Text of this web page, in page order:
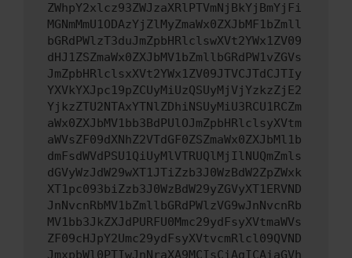
ZWhpY2xlcz93ZWJzaXRlPTVmNjBkYjBmYjFi
MGNmMmU1ODAzYjZlMyZmaWx0ZXJbMF1bZmll
bGRdPWlzT3duJmZpbHRlclswXVt2YWx1ZV09
dHJ1ZSZmaWx0ZXJbMV1bZmllbGRdPW1vZGVs
JmZpbHRlclsxXVt2YWx1ZV09JTVCJTdCJTIy
YXVkYXJpc19pZCUyMiUzQSUyMjVjYzkzZjE2
YjkzZTU2NTAxYTNlZDhiNSUyMiU3RCU1RCZm
aWx0ZXJbMV1bb3BdPUlOJmZpbHRlclsyXVtm
aWVsZF09dXNhZ2VTdGF0ZSZmaWx0ZXJbMl1b
dmFsdWVdPSU1QiUyMlVTRUQlMjIlNUQmZmls
dGVyWzJdW29wXT1JTiZzb3J0WzBdW2ZpZWxk
XT1pc093biZzb3J0WzBdW29yZGVyXT1ERVND
JnNvcnRbMV1bZmllbGRdPWlzVG9wJnNvcnRb
MV1bb3JkZXJdPURFU0Mmc29ydFsyXVtmaWVs
ZF09cHJpY2Umc29ydFsyXVtvcmRlcl09QVND
JmxpbWl0PTIwJnNraXA9MCIsCiAgICAiaGVh